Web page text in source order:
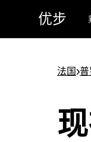
优步
法国>